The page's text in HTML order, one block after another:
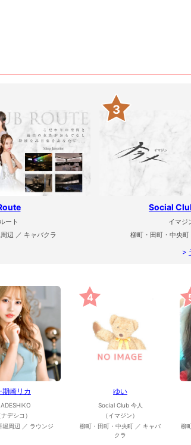
ルート
辺 ／ キャバクラ
3
Social
イマジ
柳町・田町・中央町
>
期崎リカ
ナデシコ）
堀周辺 ／ ラウンジ
4
ゆい
Social Club 今人
（イマジン）
柳町・田町・中央町 ／ キャバ
クラ
柳